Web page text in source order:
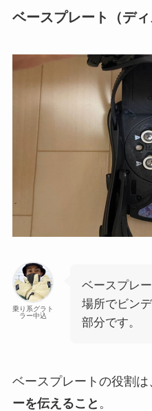
ベースプレート（ディ
乗り系グラト
ラー中込
ベースプレ
場所でビン
部分です。
ベースプレートの役割は
ーを伝えること 。